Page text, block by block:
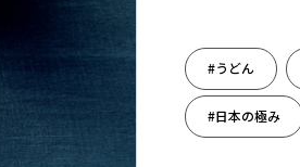
#うどん
#日本の極み